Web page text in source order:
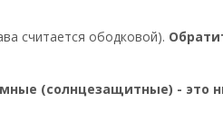
считается ободковой).
(солнцезащитные) - это